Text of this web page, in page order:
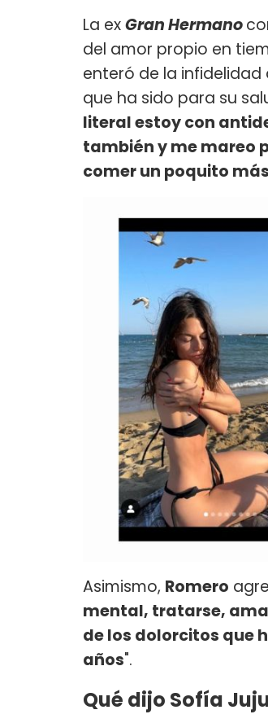
La exGran Hermano
del amor propio en
enteró de la
que ha sido para su
literal estoy con
también y me mareo
comer un poquito
Asimismo, Romero
mental, tratarse,
de los dolorcitos que
años".
Qué dijo Sofía